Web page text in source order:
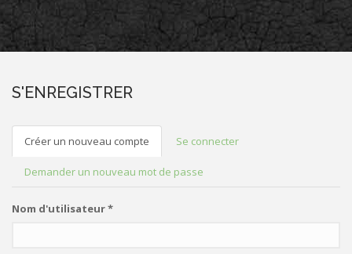
S'ENREGISTRER
ONGLETS PRINCIPAUX
Créer un nouveau compte (ongletSe connecter
Demander un nouveau mot de passe
Nom d'utilisateur*